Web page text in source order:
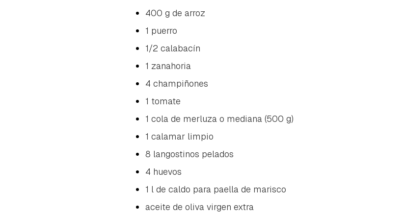
400 g de arroz
1 puerro
1/2 calabacín
1 zanahoria
4 champiñones
1 tomate
1 cola de merluza o mediana (500 g)
1 calamar limpio
8 langostinos pelados
4 huevos
1 l de caldo para paella de marisco
aceite de oliva virgen extra